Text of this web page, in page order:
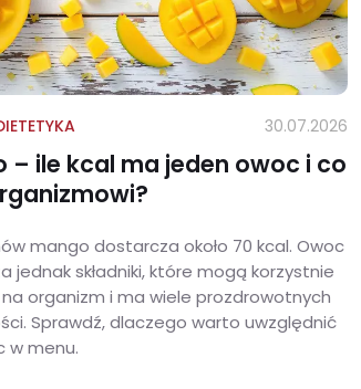
30.07.2026
– ile kcal ma jeden owoc i co
mango dostarcza około 70 kcal. Owoc
jednak składniki, które mogą korzystnie
na organizm i ma wiele prozdrowotnych
Sprawdź, dlaczego warto uwzględnić
w menu.